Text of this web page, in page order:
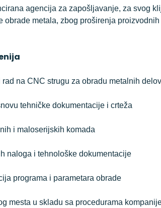
agencija za zapošljavanje, za svog
metala, zbog proširenja
na CNC strugu za obradu metalnih
tehničke dokumentacije i crteža
i maloserijskih komada
naloga i tehnološke dokumentacije
programa i parametara obrade
mesta u skladu sa procedurama